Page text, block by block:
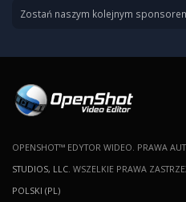
Zostań naszym kolejnym
OPENSHOT™ EDYTOR WIDEO. PRAWA
STUDIOS, LLC . WSZELKIE PRAWA
POLSKI (PL)